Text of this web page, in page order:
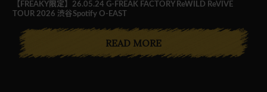
【FREAKY限定】26.05.24 G-FREAK FACTORY ReWILD ReVIVE
TOUR 2026 渋谷Spotify O-EAST
READ MORE